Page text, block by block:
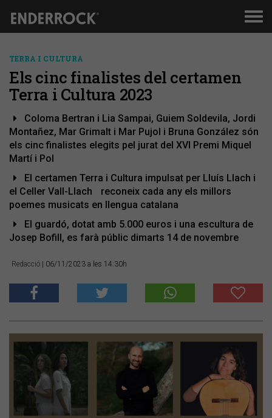
TERRA I CULTURA
Els cinc finalistes del certamen
Terra i Cultura 2023
Coloma Bertran i Lia Sampai, Guiem Soldevila, Jordi
Montañez, Mar Grimalt i Mar Pujol i Bruna González són
els cinc finalistes elegits pel jurat del XVI Premi Miquel
Martí i Pol
El certamen Terra i Cultura impulsat per Lluís Llach i
el Celler Vall-Llach reconeix cada any els millors
poemes musicats en llengua catalana
El guardó, dotat amb 5.000 euros i una escultura de
Josep Bofill, es farà públic dimarts 14 de novembre
Redacció | 06/11/2023 a les 14:30h